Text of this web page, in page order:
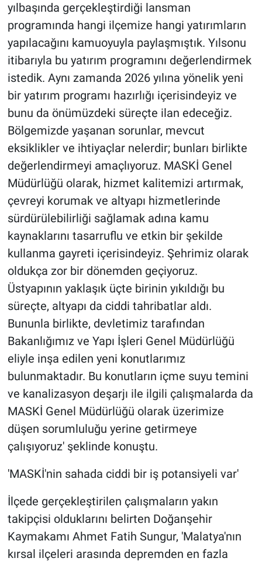
yılbaşında gerçekleştirdiği lansman
programında hangi ilçemize hangi yatırımların
yapılacağını kamuoyuyla paylaşmıştık. Yılsonu
itibarıyla bu yatırım programını değerlendirmek
istedik. Aynı zamanda 2026 yılına yönelik yeni
bir yatırım programı hazırlığı içerisindeyiz ve
bunu da önümüzdeki süreçte ilan edeceğiz.
Bölgemizde yaşanan sorunlar, mevcut
eksiklikler ve ihtiyaçlar nelerdir; bunları birlikte
değerlendirmeyi amaçlıyoruz. MASKİ Genel
Müdürlüğü olarak, hizmet kalitemizi artırmak,
çevreyi korumak ve altyapı hizmetlerinde
sürdürülebilirliği sağlamak adına kamu
kaynaklarını tasarruflu ve etkin bir şekilde
kullanma gayreti içerisindeyiz. Şehrimiz olarak
oldukça zor bir dönemden geçiyoruz.
Üstyapının yaklaşık üçte birinin yıkıldığı bu
süreçte, altyapı da ciddi tahribatlar aldı.
Bununla birlikte, devletimiz tarafından
Bakanlığımız ve Yapı İşleri Genel Müdürlüğü
eliyle inşa edilen yeni konutlarımız
bulunmaktadır. Bu konutların içme suyu temini
ve kanalizasyon deşarjı ile ilgili çalışmalarda da
MASKİ Genel Müdürlüğü olarak üzerimize
düşen sorumluluğu yerine getirmeye
çalışıyoruz' şeklinde konuştu.
'MASKİ'nin sahada ciddi bir iş potansiyeli var'
İlçede gerçekleştirilen çalışmaların yakın
takipçisi olduklarını belirten Doğanşehir
Kaymakamı Ahmet Fatih Sungur, 'Malatya'nın
kırsal ilçeleri arasında depremden en fazla